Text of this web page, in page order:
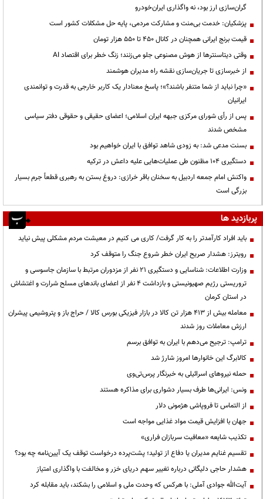
گران‌سازی ارز بود، نه واگذاری ایران‌خودرو
پزشکیان: خدمت بی‌منت و مشارکت مردمی، پایه حل مشکلات کشور است
قیمت‌ برنج ایرانی همچنان در کانال ۴۵۰ تا ۵۵۰ هزار تومان
وقتی دیتاسنترها از هوش مصنوعی جلو می‌زنند؛ زنگ خطر برای اقتصاد AI
از خبرسازی تا جریان‌سازی نقشه راه مدیران هوشمند
«چرا نباید از شما متنفر باشند؟»؛ پاسخ معنادار یک کاربر خارجی به قدرت و توانمندی
ایرانیان
پس از رأی شورای مرکزی جبهه ایران اسلامی؛ اعضای حقیقی و حقوقی دفتر سیاسی
مشخص شدند
بسنت مدعی شد: به زودی شاهد توافق با ایران خواهیم بود
دستگیری ۱۰۴ مظنون طی عملیات‌هایی علیه داعش در ترکیه
واکنش امام جمعه اردبیل به سخنان باقر خرازی: دروغ بستن به رهبری قطعاً جرم بسیار
بزرگی است
پربازدید ها
باید افراد کارآمدتر را به کار گرفت/ کاری می کنیم در معیشت مردم مشکلی پیش نیاید
رویترز: هشدار صریح ایران خطر شروع جنگ را متوقف کرد
وزارت اطلاعات: شناسایی و دستگیری ۲۱ نفر از مزدوران مرتبط با سازمان جاسوسی و
تروریستی رژیم صهیونیستی و بازداشت ۴ نفر از اعضای باندهای مسلح شرارت و اغتشاش
در استان کرمان
معامله بیش از ۴۱۳ هزار تن کالا در بازار فیزیکی بورس کالا / حراج باز و پتروشیمی پیشران
ارزش معاملات روز شدند
ترامپ: ترجیح می‌دهم با ایران به توافق برسم
کالابرگ این خانوارها امروز شارژ شد
حمله نیروهای اسرائیلی به خبرنگار پرس‌تی‌وی
ونس: ایرانی‌ها طرف بسیار دشواری برای مذاکره هستند
از التماس تا فروپاشی هژمونی دلار
جهان با افزایش قیمت مواد غذایی مواجه است
تکذیب شایعه «معافیت سربازان فراری»
تقسیم غنایم مدیران یا دفاع از تولید؛ پشت‌پرده درخواست توقف یک آیین‌نامه چه بود؟
هشدار حاجی دلیگانی درباره تغییر سهم دریای خزر و مخالفت با واگذاری امتیاز
آیت‌الله جوادی آملی: با هرکس که وحدت ملی و اسلامی را بشکند، باید مقابله کرد